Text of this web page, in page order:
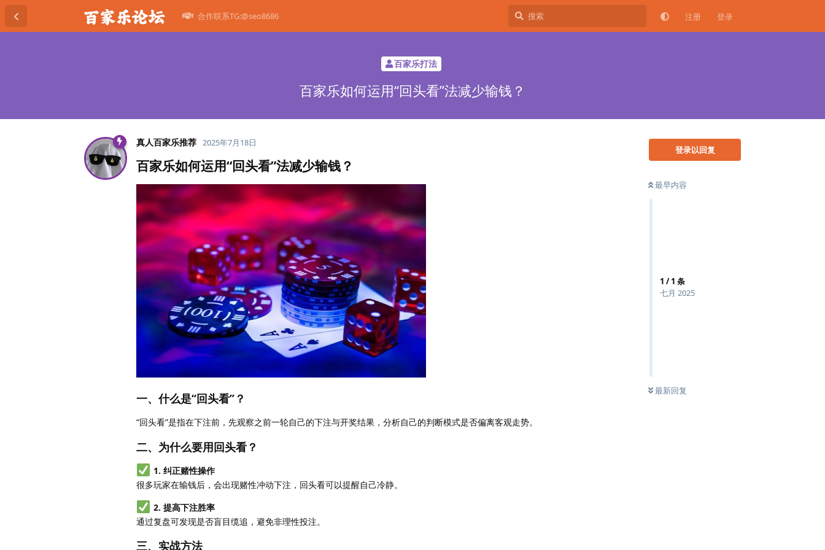
合作联系TG:@seo8686 注册 登录
百家乐打法
百家乐如何运用“回头看”法减少输钱？
登录以回复
最早内容
1 /1 条
七月 2025
最新回复
真人百家乐推荐 2025年7月18日
百家乐如何运用“回头看”法减少输钱？
一、什么是“回头看”？
“回头看”是指在下注前，先观察之前一轮自己的下注与开奖结果，分析自己的判断模式是否偏离客观走势。
二、为什么要用回头看？
1. 纠正赌性操作
很多玩家在输钱后，会出现赌性冲动下注，回头看可以提醒自己冷静。
2. 提高下注胜率
通过复盘可发现是否盲目缆追，避免非理性投注。
三、实战方法